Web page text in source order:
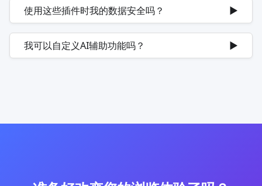
使用这些插件时我的数据安全吗？ ▶
我可以自定义AI辅助功能吗？ ▶